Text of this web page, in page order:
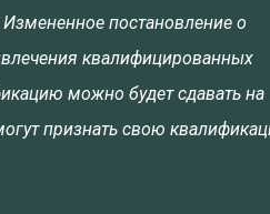
постановление о
квалифицированных
можно будет сдавать на
признать свою